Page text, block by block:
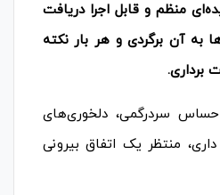
منظم و قابل اجرا دریافت
به آن برگردی و هر بار نکته
برداری.
سردرگمی، دلخوری‌های
منتظر یک اتفاق بیرونی